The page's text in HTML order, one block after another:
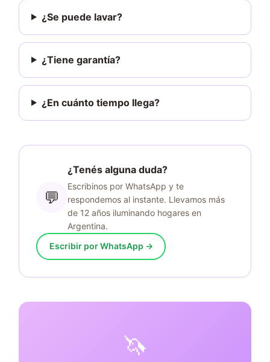
¿Se puede lavar?
¿Tiene garantía?
¿En cuánto tiempo llega?
💬
¿Tenés alguna duda?
Escribinos por WhatsApp y te
respondemos al instante. Llevamos más
de 12 años iluminando hogares en
Argentina.
Escribir por WhatsApp →
🦄